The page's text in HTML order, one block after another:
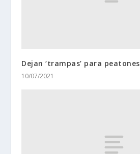
Dejan ‘trampas’ para peatones
10/07/2021